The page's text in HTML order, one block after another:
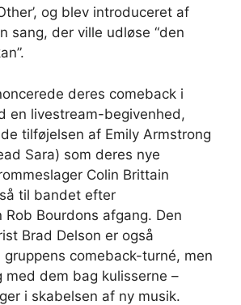
og blev introduceret af
sang, der ville udløse “den
deres comeback i
en livestream-begivenhed,
tilføjelsen af ​​Emily Armstrong
Sara) som deres nye
Colin Brittain
til bandet efter
Bourdons afgang. Den
Brad Delson er også
comeback-turné, men
med dem bag kulisserne –
i skabelsen af ​​ny musik.